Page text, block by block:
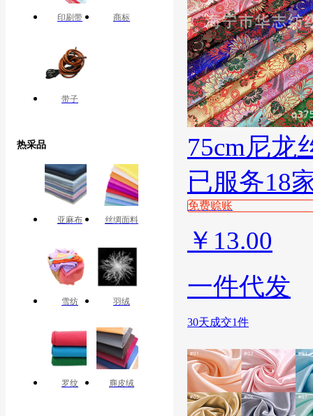
印刷带 商标
带子
热采品
亚麻布 丝绸面料
雪纺 羽绒
罗纹 麂皮绒
75cm尼龙
已服务18
免费赊账
￥ 13.00
一件代发
30天成交1件